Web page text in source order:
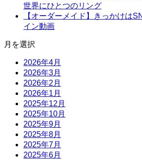
世界にひとつのリング
【オーダーメイド】きっかけは
イン動画
月を選択
2026年4月
2026年3月
2026年2月
2026年1月
2025年12月
2025年10月
2025年9月
2025年8月
2025年7月
2025年6月